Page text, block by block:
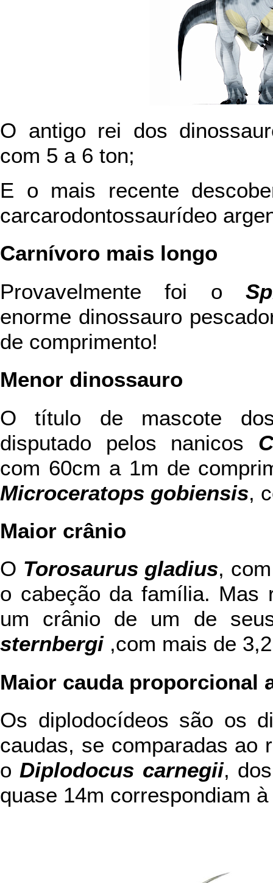
O antigo rei dos
com 5 a 6 ton;
E o mais recente
carcarodontossaurídeo
Carnívoro mais longo
Provavelmente foi o
enorme dinossauro
de comprimento!
Menor dinossauro
O título de mascote
disputado pelos nanicos
com 60cm a 1m de
Microceratops gobiensis,
Maior crânio
O Torosaurus gladius,
o cabeção da família. Mas
um crânio de um de
sternbergi,com mais de
Maior cauda proporcional
Os diplodocídeos são os
caudas, se comparadas ao
oDiplodocus carnegii,
quase 14m correspondiam